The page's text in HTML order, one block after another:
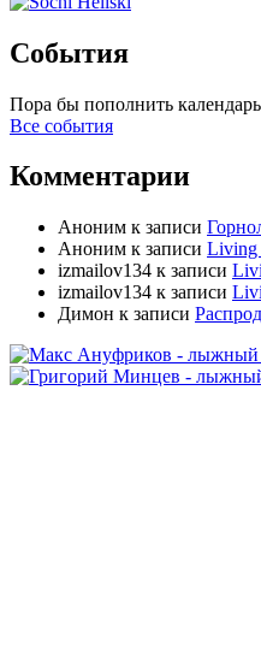
События
Пора бы пополнить
Все события
Комментарии
Аноним к записи
Аноним к записи Living
izmailov134 к записи
izmailov134 к записи
Димон к записи